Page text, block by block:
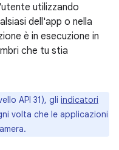
utilizzando
dell'app o nella
è in esecuzione in
che tu stia
API 31), gli indicatori
volta che le applicazioni